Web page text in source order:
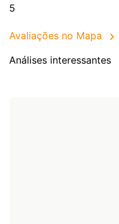
5
Avaliações no Mapa
Análises interessantes